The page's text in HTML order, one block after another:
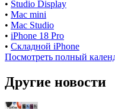
• Studio Display
• Mac mini
• Mac Studio
• iPhone 18 Pro
• Складной iPhone
Посмотреть полный
Другие новости